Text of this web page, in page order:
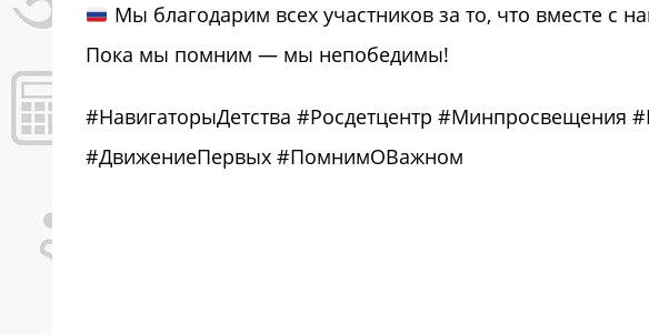
Мы благодарим всех участников за то, что вместе с
Пока мы помним — мы непобедимы!
#НавигаторыДетства #Росдетцентр #Минпросвещения
#ДвижениеПервых #ПомнимОВажном